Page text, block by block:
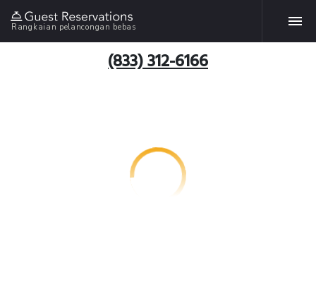
Rangkaian pelancongan bebas
(833) 312-6166